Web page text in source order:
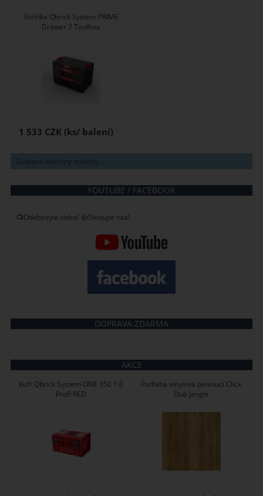
Skříňka Qbrick System PRIME
Drawer 2 Toolbox
1 533 CZK
Zobrazit všechny novinky ...
YOUTUBE / FACEBOOK
📺Odebírejte videa! 👍Sledujte nás!
DOPRAVA ZDARMA
AKCE
Kufr Qbrick System ONE 350 1.0
Profi RED
Podlaha vinylová plovoucí Click
Dub Jangle